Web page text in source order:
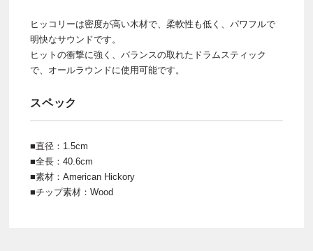
ヒッコリーは密度が高い木材で、柔軟性も低く、パワフルで
明快なサウンドです。
ヒットの衝撃に強く、バランスの取れたドラムスティック
で、オールラウンドに使用可能です。
スペック
■直径：1.5cm
■全長：40.6cm
■素材：American Hickory
■チップ素材：Wood